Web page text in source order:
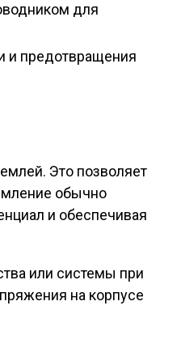
для
и предотвращения
Это позволяет
обычно
и обеспечивая
или системы при
на корпусе